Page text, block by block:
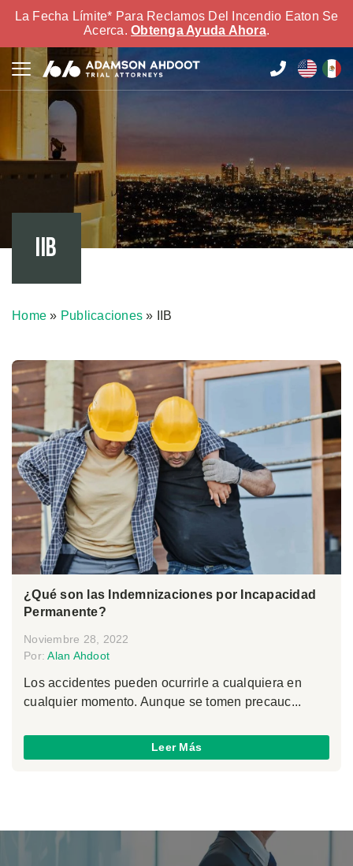
La Fecha Límite* Para Reclamos Del Incendio Eaton Se
Acerca. Obtenga Ayuda Ahora.
IIB
Home » Publicaciones » IIB
¿Qué son las Indemnizaciones por Incapacidad
Permanente?
Noviembre 28, 2022
Por:Alan Ahdoot
Los accidentes pueden ocurrirle a cualquiera en
cualquier momento. Aunque se tomen precauc...
Leer Más